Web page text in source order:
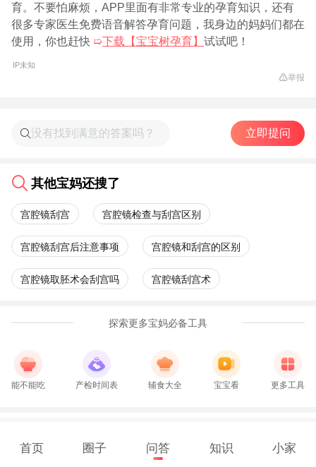
育。不要怕麻烦，APP里面有非常专业的孕育知识，还有
很多专家医生免费语音解答孕育问题，我身边的妈妈们都在
使用，你也赶快 ➯下载【宝宝树孕育】 试试吧！
IP未知
举报
立即提问
其他宝妈还搜了
宫腔镜刮宫 宫腔镜检查与刮宫区别
宫腔镜刮宫后注意事项 宫腔镜和刮宫的区别
宫腔镜取胚术会刮宫吗 宫腔镜刮宫术
探索更多宝妈必备工具
能不能吃 产检时间表 辅食大全 宝宝看 更多工具
首页 圈子 问答 知识 小家